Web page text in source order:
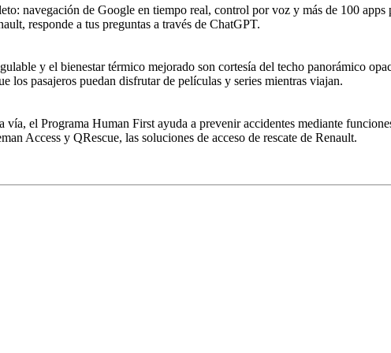
navegación de Google en tiempo real, control por voz y más de 100
responde a tus preguntas a través de ChatGPT.
y el bienestar térmico mejorado son cortesía del techo panorámico
los pasajeros puedan disfrutar de películas y series mientras viajan.
el Programa Human First ayuda a prevenir accidentes mediante
Access y QRescue, las soluciones de acceso de rescate de Renault.